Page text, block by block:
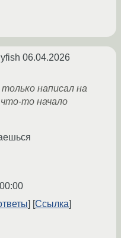
06.04.2026
написал на
то начало
Ссылка